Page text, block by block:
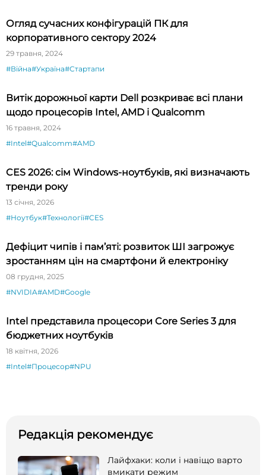
Огляд сучасних конфігурацій ПК для
корпоративного сектору 2024
29 травня, 2024
#Війна#Україна#Стартапи
Витік дорожньої карти Dell розкриває всі плани
щодо процесорів Intel, AMD і Qualcomm
16 травня, 2024
#Intel#Qualcomm#AMD
CES 2026: сім Windows-ноутбуків, які визначають
тренди року
13 січня, 2026
#Ноутбук#Технології#CES
Дефіцит чипів і пам’яті: розвиток ШІ загрожує
зростанням цін на смартфони й електроніку
08 грудня, 2025
#NVIDIA#AMD#Google
Intel представила процесори Core Series 3 для
бюджетних ноутбуків
18 квітня, 2026
#Intel#Процесор#NPU
Редакція рекомендує
Лайфхаки: коли і навіщо варто
вмикати режим